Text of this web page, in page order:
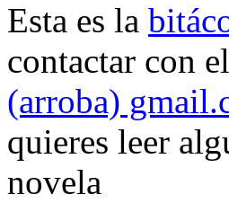
Esta es la
contactar con
(arroba)
quieres leer
novela